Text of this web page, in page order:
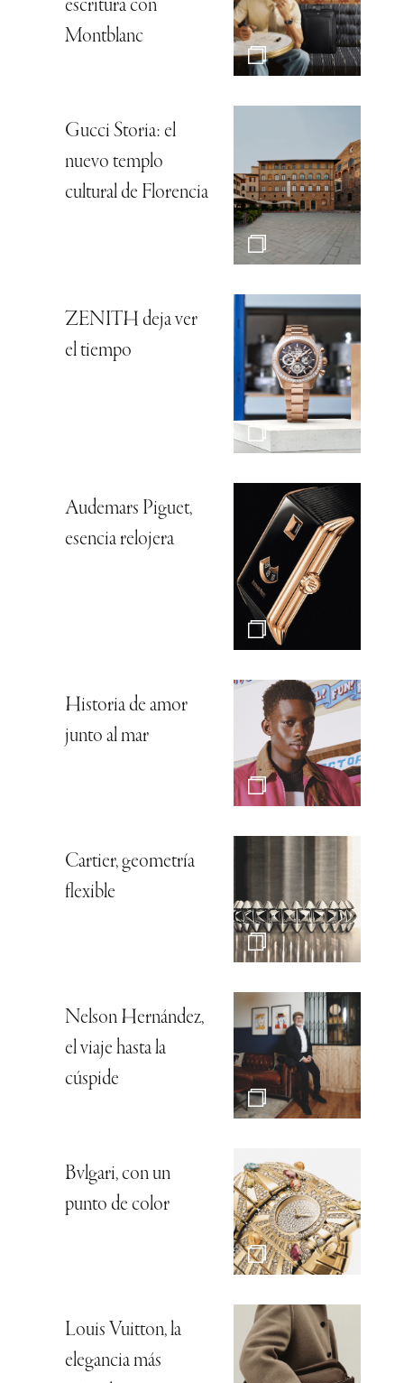
escritura con
Montblanc
Gucci Storia: el
nuevo templo
cultural de Florencia
ZENITH deja ver
el tiempo
Audemars Piguet,
esencia relojera
Historia de amor
junto al mar
Cartier, geometría
flexible
Nelson Hernández,
el viaje hasta la
cúspide
Bvlgari, con un
punto de color
Louis Vuitton, la
elegancia más